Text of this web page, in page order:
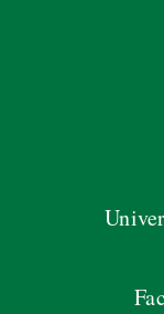
Abrir barra de